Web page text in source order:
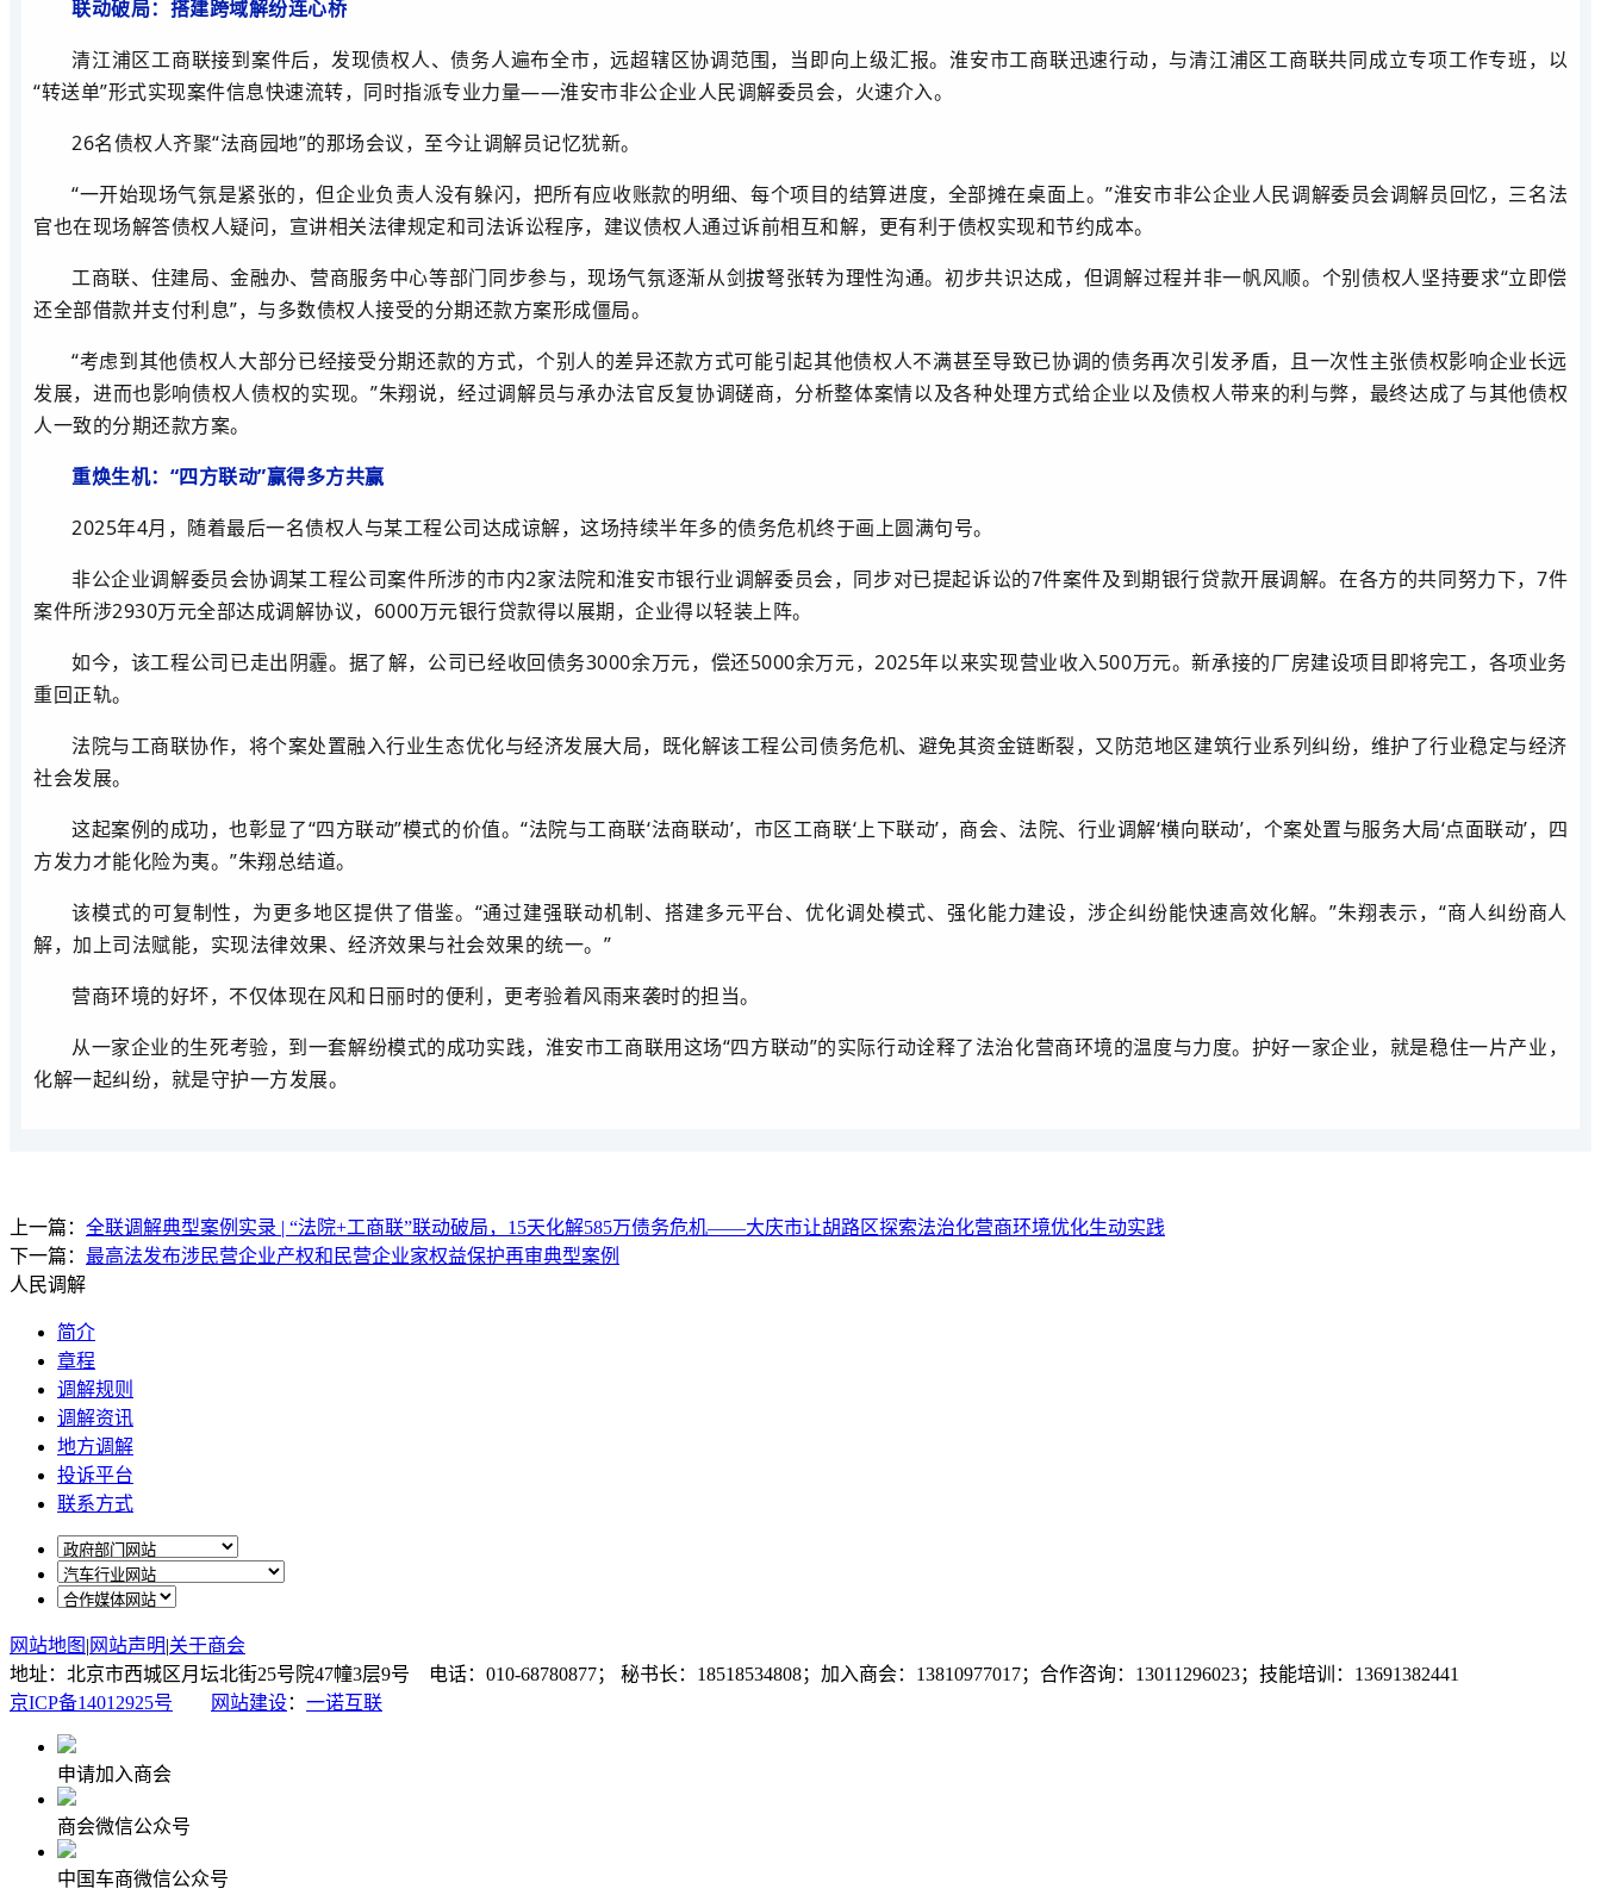
联动破局：搭建跨域解纷连心桥
清江浦区工商联接到案件后，发现债权人、债务人遍布全市，远超辖区协调范围，当即向上级汇报。淮安市工商联迅速行动，与清江浦区工商联共同成立专项工作专班，以
“转送单”形式实现案件信息快速流转，同时指派专业力量——淮安市非公企业人民调解委员会，火速介入。
26名债权人齐聚“法商园地”的那场会议，至今让调解员记忆犹新。
“一开始现场气氛是紧张的，但企业负责人没有躲闪，把所有应收账款的明细、每个项目的结算进度，全部摊在桌面上。”淮安市非公企业人民调解委员会调解员回忆，三名法
官也在现场解答债权人疑问，宣讲相关法律规定和司法诉讼程序，建议债权人通过诉前相互和解，更有利于债权实现和节约成本。
工商联、住建局、金融办、营商服务中心等部门同步参与，现场气氛逐渐从剑拔弩张转为理性沟通。初步共识达成，但调解过程并非一帆风顺。个别债权人坚持要求“立即偿
还全部借款并支付利息”，与多数债权人接受的分期还款方案形成僵局。
“考虑到其他债权人大部分已经接受分期还款的方式，个别人的差异还款方式可能引起其他债权人不满甚至导致已协调的债务再次引发矛盾，且一次性主张债权影响企业长远
发展，进而也影响债权人债权的实现。”朱翔说，经过调解员与承办法官反复协调磋商，分析整体案情以及各种处理方式给企业以及债权人带来的利与弊，最终达成了与其他债权
人一致的分期还款方案。
重焕生机：“四方联动”赢得多方共赢
2025年4月，随着最后一名债权人与某工程公司达成谅解，这场持续半年多的债务危机终于画上圆满句号。
非公企业调解委员会协调某工程公司案件所涉的市内2家法院和淮安市银行业调解委员会，同步对已提起诉讼的7件案件及到期银行贷款开展调解。在各方的共同努力下，7件
案件所涉2930万元全部达成调解协议，6000万元银行贷款得以展期，企业得以轻装上阵。
如今，该工程公司已走出阴霾。据了解，公司已经收回债务3000余万元，偿还5000余万元，2025年以来实现营业收入500万元。新承接的厂房建设项目即将完工，各项业务
重回正轨。
法院与工商联协作，将个案处置融入行业生态优化与经济发展大局，既化解该工程公司债务危机、避免其资金链断裂，又防范地区建筑行业系列纠纷，维护了行业稳定与经济
社会发展。
这起案例的成功，也彰显了“四方联动”模式的价值。“法院与工商联‘法商联动’，市区工商联‘上下联动’，商会、法院、行业调解‘横向联动’，个案处置与服务大局‘点面联动’，四
方发力才能化险为夷。”朱翔总结道。
该模式的可复制性，为更多地区提供了借鉴。“通过建强联动机制、搭建多元平台、优化调处模式、强化能力建设，涉企纠纷能快速高效化解。”朱翔表示，“商人纠纷商人
解，加上司法赋能，实现法律效果、 经济效果与社会效果的统一。”
营商环境的好坏，不仅体现在风和日丽时的便利，更考验着风雨来袭时的担当。
从一家企业的生死考验，到一套解纷模式的成功实践，淮安市工商联用这场“四方联动”的实际行动诠释了法治化营商环境的温度与力度。护好一家企业，就是稳住一片产业，
化解一起纠纷，就是守护一方发展。
上一篇： 全联调解典型案例实录 | “法院+工商联”联动破局，15天化解585万债务危机——大庆市让胡路区探索法治化营商环境优化生动实践
下一篇： 最高法发布涉民营企业产权和民营企业家权益保护再审典型案例
人民调解
简介
章程
调解规则
调解资讯
地方调解
投诉平台
联系方式
网站地图 | 网站声明|关于商会
地址：北京市西城区月坛北街25号院47幢3层9号 电话：010-68780877； 秘书长：18518534808；加入商会：13810977017；合作咨询：13011296023；技能培训：13691382441
京ICP备14012925号
网站建设： 一诺互联
申请加入商会
商会微信公众号
中国车商微信公众号